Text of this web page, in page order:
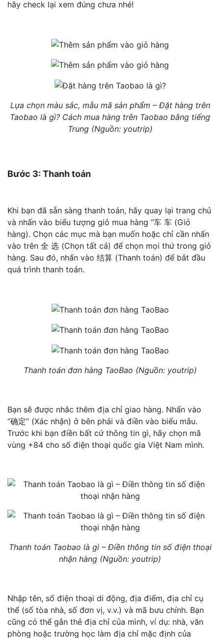
hãy check lại xem đúng chưa nhé!
Lựa chọn màu sắc, mẫu mã sản phẩm – Đặt hàng trên
Taobao là gì? Cách mua hàng trên Taobao bằng tiếng
Trung (Nguồn: youtrip)
Bước 3: Thanh toán
Khi bạn đã sẵn sàng thanh toán, hãy quay lại trang chủ
và nhấn vào biểu tượng giỏ mua hàng “车 车 (Giỏ
hàng). Chọn các mục mà bạn muốn hoặc chỉ cần nhấn
vào trên 全 选 (Chọn tất cả) để chọn mọi thứ trong giỏ
hàng. Sau đó, nhấn vào 结算 (Thanh toán) để bắt đầu
quá trình thanh toán.
Thanh toán đơn hàng TaoBao (Nguồn: youtrip)
Bạn sẽ được nhắc thêm địa chỉ giao hàng. Nhấn vào
“确定” (Xác nhận) ở bên phải và điền vào biểu mẫu.
Trước khi bạn điền bất cứ thông tin gì, hãy chọn mã
vùng +84 cho số điện thoại quốc gia Việt Nam mình.
Thanh toán Taobao là gì – Điền thông tin số điện thoại
nhận hàng (Nguồn: youtrip)
Nhập tên, số điện thoại di động, địa điểm, địa chỉ cụ
thể (số tòa nhà, số đơn vị, v.v.) và mã bưu chính. Bạn
cũng có thể gắn thẻ địa chỉ của mình, ví dụ: nhà, văn
phòng hoặc trường học làm địa chỉ mặc định của